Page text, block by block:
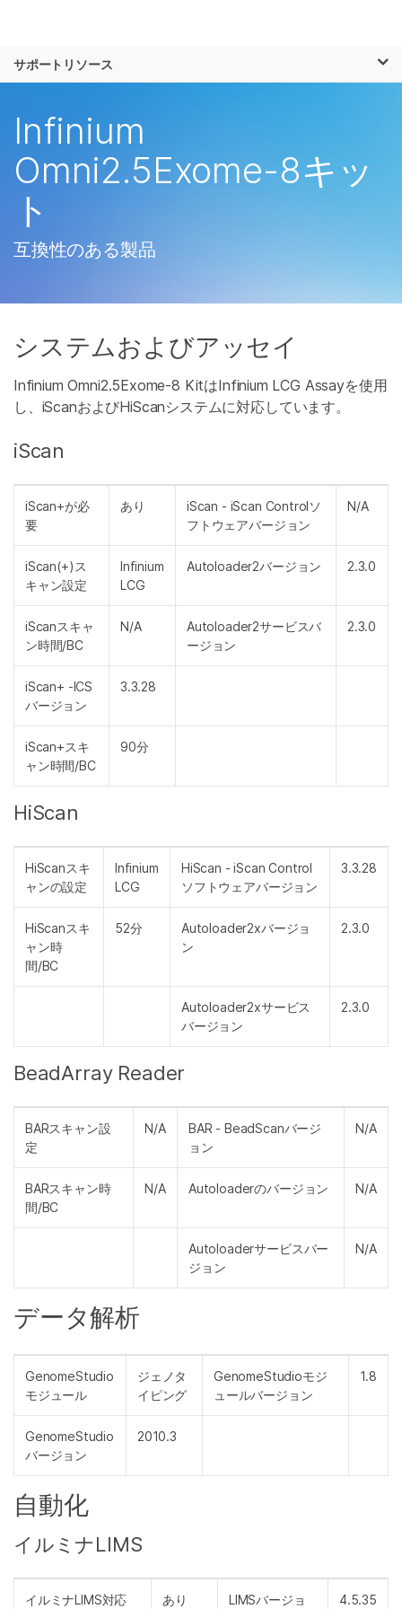
ソリューション
企業情報
サポート
お気に入りの分野を選択
サポートリソース
Infinium
Omni2.5Exome-8キッ
ト
互換性のある製品
システムおよびアッセイ
Infinium Omni2.5Exome-8 KitはInfinium LCG Assayを使用
し、iScanおよびHiScanシステムに対応しています。
iScan
iScan+が必
要
あり
iScan - iScan Controlソ
フトウェアバージョン
N/A
iScan(+)ス
キャン設定
Infinium
LCG
Autoloader2バージョン 2.3.0
iScanスキャ
ン時間/BC
N/A
Autoloader2サービスバ
ージョン
2.3.0
iScan+ -ICS
バージョン
3.3.28
iScan+スキ
ャン時間/BC
90分
HiScan
HiScanスキ
ャンの設定
Infinium
LCG
HiScan - iScan Control
ソフトウェアバージョン
3.3.28
HiScanスキ
ャン時
間/BC
52分
Autoloader2xバージョ
ン
2.3.0
Autoloader2xサービス
バージョン
2.3.0
BeadArray Reader
BARスキャン設
定
N/A
BAR - BeadScanバージ
ョン
N/A
BARスキャン時
間/BC
N/A Autoloaderのバージョン N/A
Autoloaderサービスバー
ジョン
N/A
データ解析
GenomeStudio
モジュール
ジェノタ
イピング
GenomeStudioモジ
ュールバージョン
1.8
GenomeStudio
バージョン
2010.3
自動化
イルミナLIMS
イルミナLIMS対応 あり LIMSバージョ 4.5.35
お気に入りの分野を選択すると、関連性の
高いコンテンツへのリンクが表示されます:
がん研究
微生物研究
農学研究
複雑な疾患
遺伝性および希少疾
患研究